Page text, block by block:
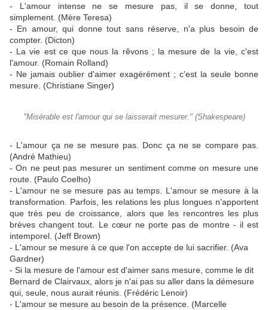
- L'amour intense ne se mesure pas, il se donne, tout
simplement. (Mère Teresa)
- En amour, qui donne tout sans réserve, n'a plus besoin de
compter. (Dicton)
- La vie est ce que nous la rêvons ; la mesure de la vie, c'est
l'amour. (Romain Rolland)
- Ne jamais oublier d'aimer exagérément ; c'est la seule bonne
mesure. (Christiane Singer)
"Misérable est l'amour qui se laisserait mesurer." (Shakespeare)
- L'amour ça ne se mesure pas. Donc ça ne se compare pas.
(André Mathieu)
- On ne peut pas mesurer un sentiment comme on mesure une
route. (Paulo Coelho)
- L'amour ne se mesure pas au temps. L'amour se mesure à la
transformation. Parfois, les relations les plus longues n'apportent
que très peu de croissance, alors que les rencontres les plus
brèves changent tout. Le cœur ne porte pas de montre - il est
intemporel. (Jeff Brown)
- L'amour se mesure à ce que l'on accepte de lui sacrifier. (Ava
Gardner)
- Si la mesure de l'amour est d'aimer sans mesure, comme le dit
Bernard de Clairvaux, alors je n'ai pas su aller dans la démesure
qui, seule, nous aurait réunis. (Frédéric Lenoir)
- L'amour se mesure au besoin de la présence. (Marcelle